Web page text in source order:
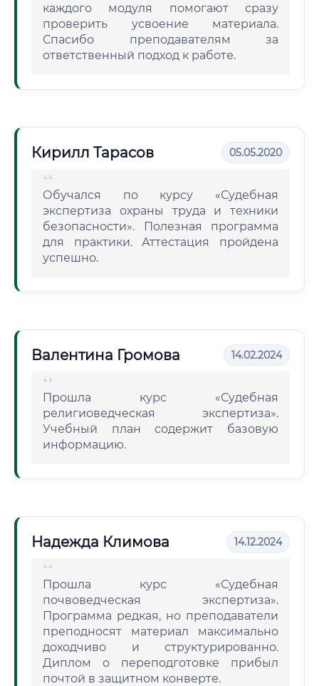
каждого модуля помогают сразу
проверить усвоение материала.
Спасибо преподавателям за
ответственный подход к работе.
Кирилл Тарасов 05.05.2020
Обучался по курсу «Судебная
экспертиза охраны труда и техники
безопасности». Полезная программа
для практики. Аттестация пройдена
успешно.
Валентина Громова 14.02.2024
Прошла курс «Судебная
религиоведческая экспертиза».
Учебный план содержит базовую
информацию.
Надежда Климова 14.12.2024
Прошла курс «Судебная
почвоведческая экспертиза».
Программа редкая, но преподаватели
преподносят материал максимально
доходчиво и структурированно.
Диплом о переподготовке прибыл
почтой в защитном конверте.